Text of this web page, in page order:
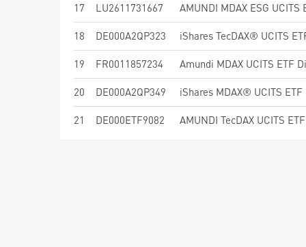
17 LU2611731667 AMUNDI MDAX ESG UCITS
18 DE000A2QP323 iShares TecDAX® UCITS
19 FR0011857234 Amundi MDAX UCITS ETF
20 DE000A2QP349 iShares MDAX® UCITS ETF
21 DE000ETF9082 AMUNDI TecDAX UCITS